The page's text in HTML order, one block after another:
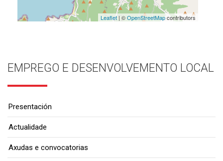
Leaflet| ©OpenStreetMapcontributors
EMPREGO E DESENVOLVEMENTO LOCAL
Presentación
Actualidade
Axudas e convocatorias